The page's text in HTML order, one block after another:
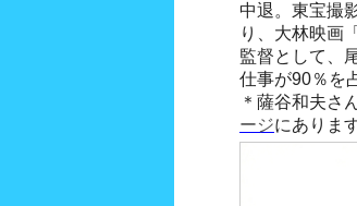
中退。東宝撮
り、大林映画
監督として、
仕事が90％を
＊薩谷和夫さ
ージにあります